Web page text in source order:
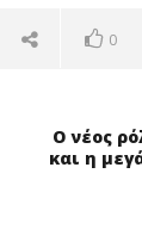
0
Ο νέος
και η